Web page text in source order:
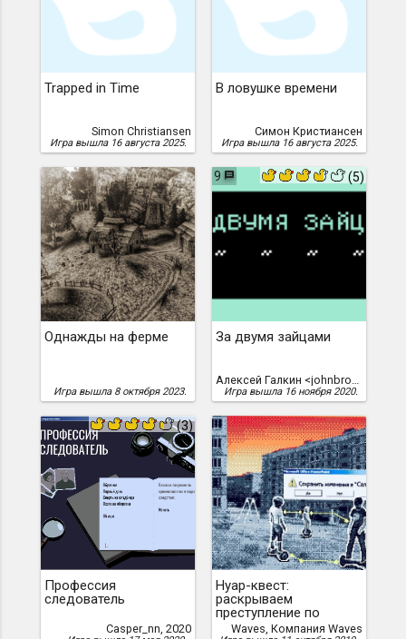
Trapped in Time
Simon Christiansen
Игра вышла 16 августа 2025.
В ловушке времени
Симон Кристиансен
Игра вышла 16 августа 2025.
Однажды на ферме
Игра вышла 8 октября 2023.
9 (5)
За двумя зайцами
Алексей Галкин <johnbrown>, Алексей Галкин
Игра вышла 16 ноября 2020.
(3)
Профессия
следователь
Casper_nn, 2020
Нуар-квест:
раскрываем
преступление по
цепочке
Waves, Компания Waves